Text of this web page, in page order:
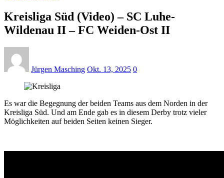
Kreisliga Süd (Video) – SC Luhe-
Wildenau II – FC Weiden-Ost II
Jürgen Masching Okt. 13, 2025 0
Es war die Begegnung der beiden Teams aus dem Norden in der
Kreisliga Süd. Und am Ende gab es in diesem Derby trotz vieler
Möglichkeiten auf beiden Seiten keinen Sieger.